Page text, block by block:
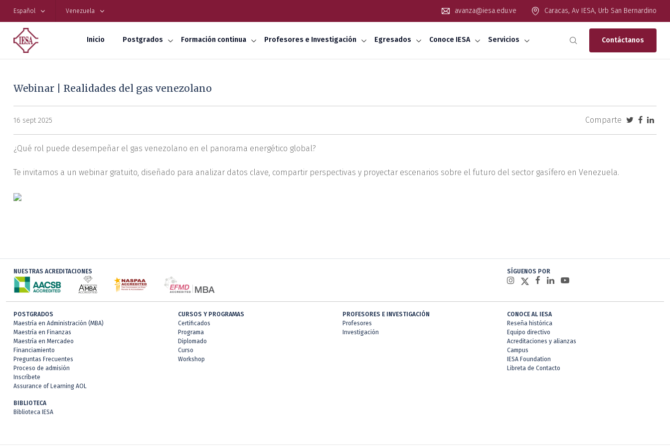
Español Venezuela avanza@iesa.edu.ve Caracas, Av IESA, Urb San Bernardino
Inicio Postgrados Formación continua Profesores e Investigación Egresados Conoce IESA Servicios Contáctanos
Webinar | Realidades del gas venezolano
16 sept 2025 Comparte
¿Qué rol puede desempeñar el gas venezolano en el panorama energético global?
Te invitamos a un webinar gratuito, diseñado para analizar datos clave, compartir perspectivas y proyectar escenarios sobre el futuro del sector gasífero en Venezuela.
NUESTRAS ACREDITACIONES SÍGUENOS POR
POSTGRADOS
Maestría en Administración (MBA)
Maestría en Finanzas
Maestría en Mercadeo
Financiamiento
Preguntas Frecuentes
Proceso de admisión
Inscríbete
Assurance of Learning AOL
CURSOS Y PROGRAMAS
Certificados
Programa
Diplomado
Curso
Workshop
PROFESORES E INVESTIGACIÓN
Profesores
Investigación
CONOCE AL IESA
Reseña histórica
Equipo directivo
Acreditaciones y alianzas
Campus
IESA Foundation
Libreta de Contacto
BIBLIOTECA
Biblioteca IESA